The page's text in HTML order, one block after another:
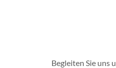
Begleiten Sie uns